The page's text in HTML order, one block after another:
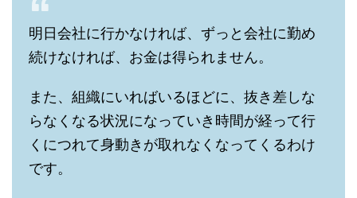
明日会社に行かなければ、ずっと会社に勤め
続けなければ、お金は得られません。
また、組織にいればいるほどに、抜き差しな
らなくなる状況になっていき時間が経って行
くにつれて身動きが取れなくなってくるわけ
です。